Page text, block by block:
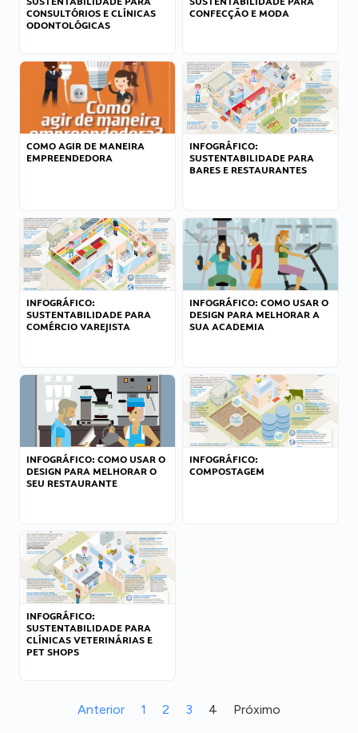
CONSULTÓRIOS E CLÍNICAS
ODONTOLÓGICAS
CONFECÇÃO E MODA
COMO AGIR DE MANEIRA
EMPREENDEDORA
INFOGRÁFICO:
SUSTENTABILIDADE PARA
BARES E RESTAURANTES
INFOGRÁFICO:
SUSTENTABILIDADE PARA
COMÉRCIO VAREJISTA
INFOGRÁFICO: COMO USAR O
DESIGN PARA MELHORAR A
SUA ACADEMIA
INFOGRÁFICO: COMO USAR O
DESIGN PARA MELHORAR O
SEU RESTAURANTE
INFOGRÁFICO:
COMPOSTAGEM
INFOGRÁFICO:
SUSTENTABILIDADE PARA
CLÍNICAS VETERINÁRIAS E
PET SHOPS
Anterior 1 2 3 4 Próximo